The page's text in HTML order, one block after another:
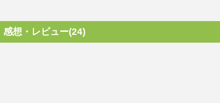
感想・レビュー(24)